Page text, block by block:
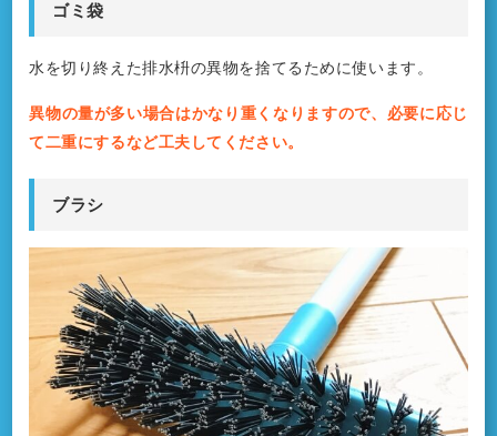
ゴミ袋
水を切り終えた排水枡の異物を捨てるために使います。
異物の量が多い場合はかなり重くなりますので、必要に応じ
て二重にするなど工夫してください。
ブラシ